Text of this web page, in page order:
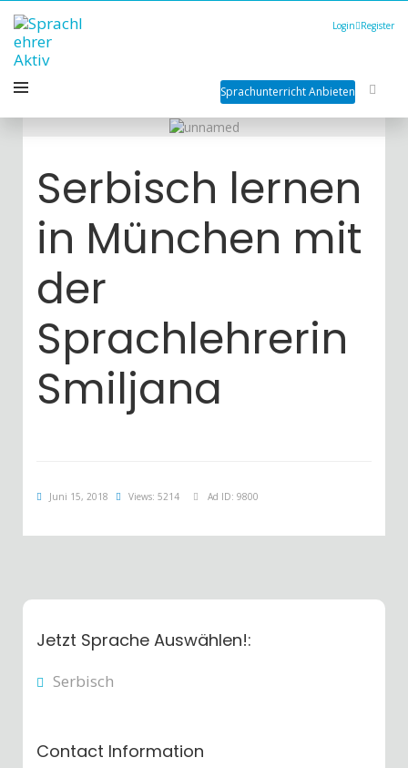
Login Register
Sprachunterricht Anbieten
Serbisch lernen
in München mit
der
Sprachlehrerin
Smiljana
Juni 15, 2018 Views: 5214 Ad ID: 9800
Jetzt Sprache Auswählen!:
Serbisch
Contact Information